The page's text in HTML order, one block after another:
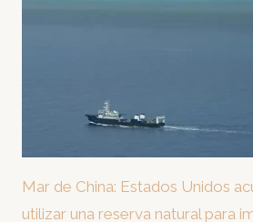
Mar de China: Estados Unidos
utilizar una reserva natural para